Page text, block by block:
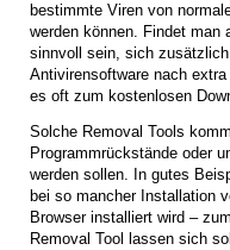
bestimmte Viren von
werden können. Findet
sinnvoll sein, sich
Antivirensoftware nach
es oft zum kostenlosen
Solche Removal Tools
Programmrückstände oder
werden sollen. In gutes
bei so mancher Installation
Browser installiert wird –
Removal Tool lassen sich